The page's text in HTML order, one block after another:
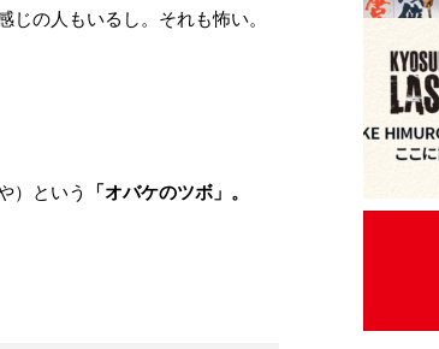
の人もいるし。それも怖い。
）という
「オバケのツボ」。